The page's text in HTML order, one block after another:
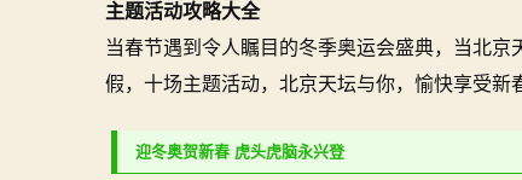
主题活动攻略大全
当春节遇到令人瞩目的冬季奥运会盛典，当北
假，十场主题活动，北京天坛与你，愉快享受新
迎冬奥贺新春 虎头虎脑永兴登